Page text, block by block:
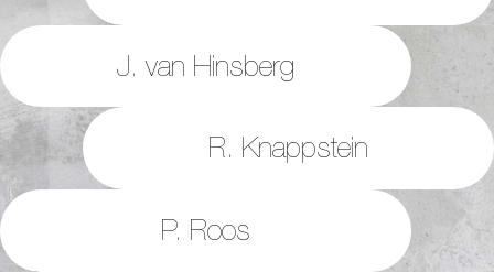
J. van Hinsberg
R. Knappstein
P. Roos